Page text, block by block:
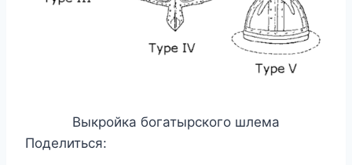
Выкройка богатырского шлема
Поделиться: